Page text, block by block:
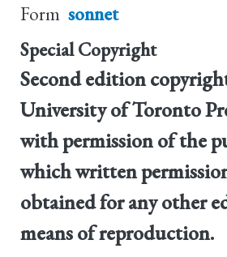
Form sonnet
Special Copyright
Second edition
University of Toronto
with permission of the
which written
obtained for any other
means of reproduction.